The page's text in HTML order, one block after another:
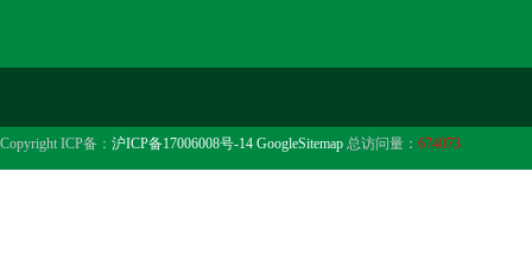
Copyright ICP备： 沪ICP备17006008号-14 GoogleSitemap 总访问量： 674073